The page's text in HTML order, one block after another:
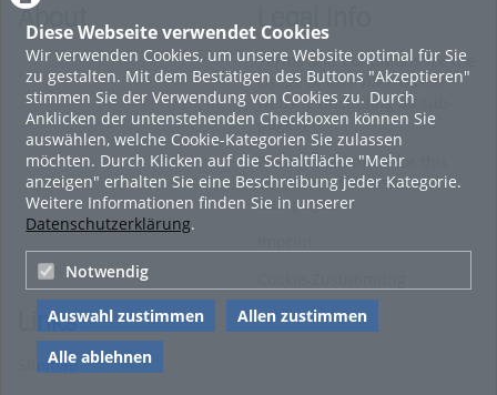
Diese Webseite verwendet Cookies
Wir verwenden Cookies, um unsere Website optimal für Sie
zu gestalten. Mit dem Bestätigen des Buttons "Akzeptieren"
stimmen Sie der Verwendung von Cookies zu. Durch
Anklicken der untenstehenden Checkboxen können Sie
auswählen, welche Cookie-Kategorien Sie zulassen
möchten. Durch Klicken auf die Schaltfläche "Mehr
anzeigen" erhalten Sie eine Beschreibung jeder Kategorie.
Weitere Informationen finden Sie in unserer
Datenschutzerklärung.
Notwendig
Auswahl zustimmen
Allen zustimmen
Alle ablehnen
About Legal Info
Terms and Conditions for the
Usage of this ViMP based
website (including all sub-
pages)
Privacy Statement for this
ViMP based Website incl.
Sub-pages
Links
Sitemap